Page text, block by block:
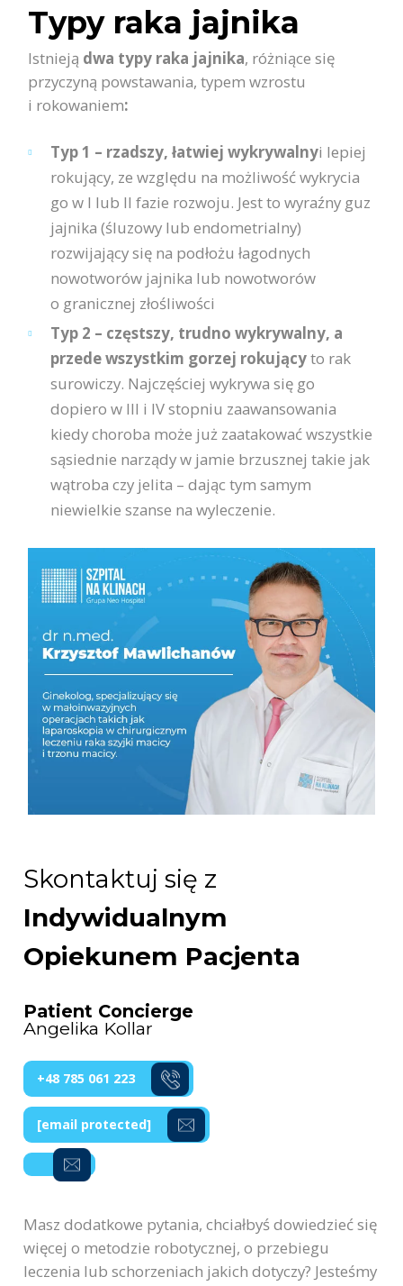
Typy raka jajnika
Istnieją dwa typy raka jajnika, różniące się
przyczyną powstawania, typem wzrostu
i rokowaniem:
Typ 1 – rzadszy, łatwiej wykrywalnyi lepiej
rokujący, ze względu na możliwość wykrycia
go w I lub II fazie rozwoju. Jest to wyraźny guz
jajnika (śluzowy lub endometrialny)
rozwijający się na podłożu łagodnych
nowotworów jajnika lub nowotworów
o granicznej złośliwości
Typ 2 – częstszy, trudno wykrywalny, a
przede wszystkim gorzej rokującyto rak
surowiczy. Najczęściej wykrywa się go
dopiero w III i IV stopniu zaawansowania
kiedy choroba może już zaatakować wszystkie
sąsiednie narządy w jamie brzusznej takie jak
wątroba czy jelita – dając tym samym
niewielkie szanse na wyleczenie.
Skontaktuj się z
Indywidualnym
Opiekunem Pacjenta
Patient Concierge
Angelika Kollar
+48 785 061 223
[email protected]
Masz dodatkowe pytania, chciałbyś dowiedzieć się
więcej o metodzie robotycznej, o przebiegu
leczenia lub schorzeniach jakich dotyczy? Jesteśmy